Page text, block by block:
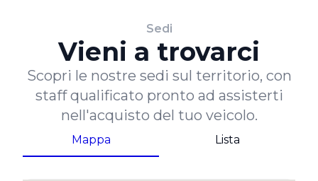
Sedi
Vieni a trovarci
Scopri le nostre sedi sul territorio, con
staff qualificato pronto ad assisterti
nell'acquisto del tuo veicolo.
Mappa Lista